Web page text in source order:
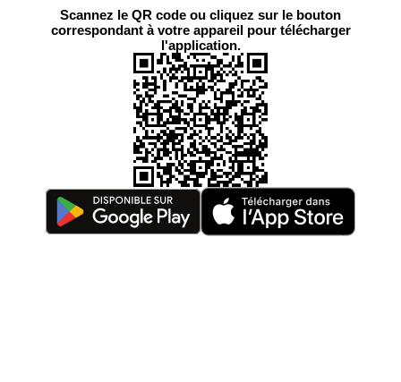
Scannez le QR code ou cliquez sur le bouton
correspondant à votre appareil pour télécharger
l'application.